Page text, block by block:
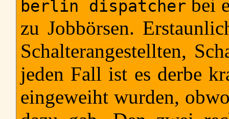
berlin dispatcher bei
zu Jobbörsen.
Schalterangestellten,
jeden Fall ist es derbe
eingeweiht wurden,